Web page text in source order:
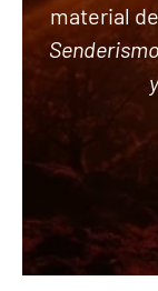
material